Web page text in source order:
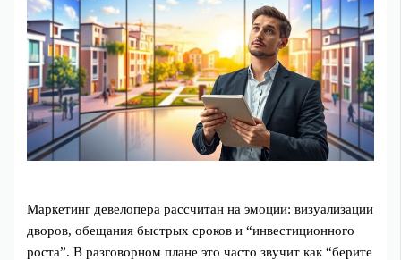
Маркетинг девелопера рассчитан на эмоции: визуализации
дворов, обещания быстрых сроков и “инвестиционного
роста”. В разговорном плане это часто звучит как “берите